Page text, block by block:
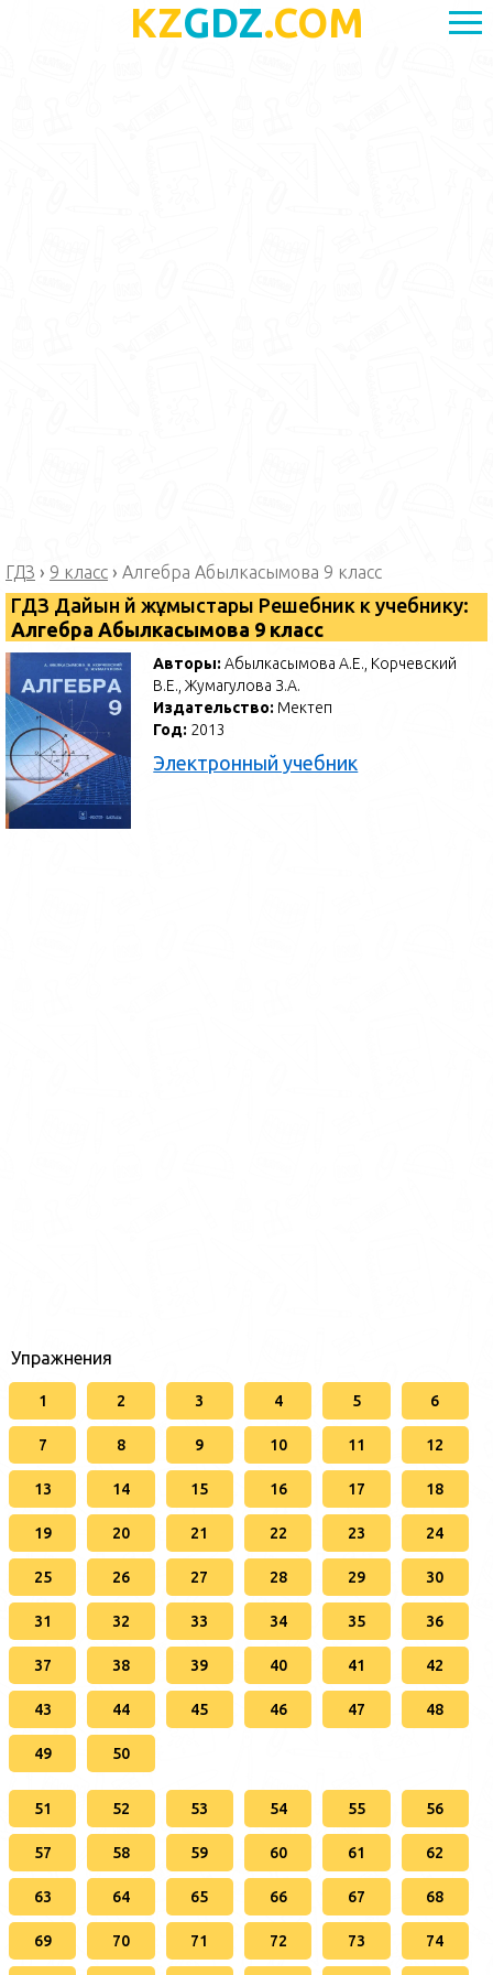
KZGDZ.COM
ГДЗ › 9 класс › Алгебра Абылкасымова 9 класс
ГДЗ Дайын үй жұмыстары Решебник к учебнику:
Алгебра Абылкасымова 9 класс
Авторы:Абылкасымова А.Е., Корчевский
В.Е., Жумагулова З.А.
Издательство: Мектеп
Год: 2013
Электронный учебник
Упражнения
1 2 3 4 5 6
7 8 9 10 11 12
13 14 15 16 17 18
19 20 21 22 23 24
25 26 27 28 29 30
31 32 33 34 35 36
37 38 39 40 41 42
43 44 45 46 47 48
49 50
51 52 53 54 55 56
57 58 59 60 61 62
63 64 65 66 67 68
69 70 71 72 73 74